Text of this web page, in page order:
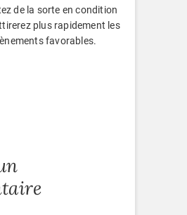
de la sorte en condition
plus rapidement les
favorables.